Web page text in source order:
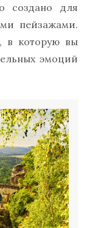
создано для
пейзажами.
в которую вы
эмоций